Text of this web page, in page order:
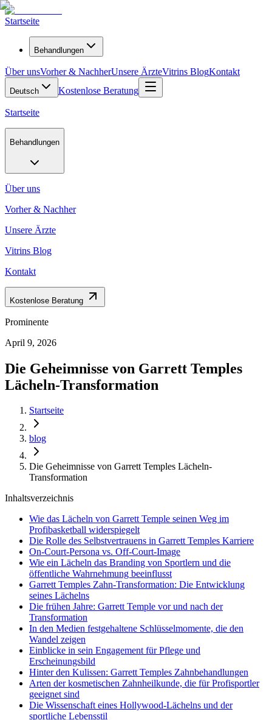
Startseite
Behandlungen
Über unsVorher & NachherUnsere ÄrzteVitrins BlogKontakt
Deutsch Kostenlose Beratung
Startseite
Behandlungen
Über uns
Vorher & Nachher
Unsere Ärzte
Vitrins Blog
Kontakt
Kostenlose Beratung
Prominente
April 9, 2026
Die Geheimnisse von Garrett Temples
Lächeln-Transformation
Startseite
blog
Die Geheimnisse von Garrett Temples Lächeln-
Transformation
Inhaltsverzeichnis
Wie das Lächeln von Garrett Temple seinen Weg im
Profibasketball widerspiegelt
Die Rolle des Selbstvertrauens in Garrett Temples Karriere
On-Court-Persona vs. Off-Court-Image
Wie ein Lächeln das Branding von Sportlern und die
öffentliche Wahrnehmung beeinflusst
Garrett Temples Zahn-Transformation: Die Entwicklung
seines Lächelns
Die frühen Jahre: Garrett Temple vor und nach der
Transformation
In den Medien festgehaltene Schlüsselmomente, die den
Wandel zeigen
Einblicke in sein Engagement für Pflege und
Erscheinungsbild
Hinter den Kulissen: Garrett Temples Zahnbehandlungen
Arten der kosmetischen Zahnheilkunde, die für Profisportler
geeignet sind
Die Wissenschaft eines Hollywood-Lächelns und der
sportliche Lebensstil